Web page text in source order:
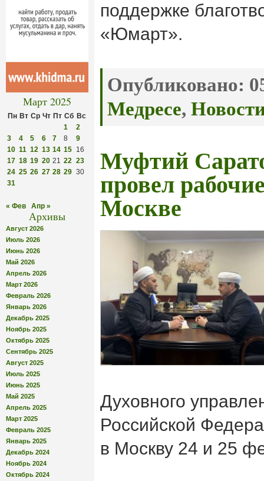
Март 2025
Пн Вт Ср Чт Пт Сб Вс
1
2
3
4 5 6 7 8
9
10 11 12 13 14 15 16
17 18 19 20 21 22 23
24 25 26 27 28 29 30
31
« Фев Апр »
Архивы
Август 2026
Июль 2026
Июнь 2026
Май 2026
Апрель 2026
Март 2026
Февраль 2026
Январь 2026
Декабрь 2025
Ноябрь 2025
Октябрь 2025
Сентябрь 2025
Август 2025
Июль 2025
Июнь 2025
Май 2025
Апрель 2025
Март 2025
Февраль 2025
Январь 2025
Декабрь 2024
Ноябрь 2024
Октябрь 2024
поддержке
«Юмарт».
Опубликовано:
Медресе,
Муфтий
провел
Москве
Духовного
Российской
в Москву 24 и 25